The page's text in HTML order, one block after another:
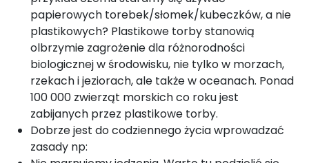
papierowych torebek/słomek/kubeczków, a nie
plastikowych? Plastikowe torby stanowią
olbrzymie zagrożenie dla różnorodności
biologicznej w środowisku, nie tylko w morzach,
rzekach i jeziorach, ale także w oceanach. Ponad
100 000 zwierząt morskich co roku jest
zabijanych przez plastikowe torby.
Dobrze jest do codziennego życia wprowadzać
zasady np: